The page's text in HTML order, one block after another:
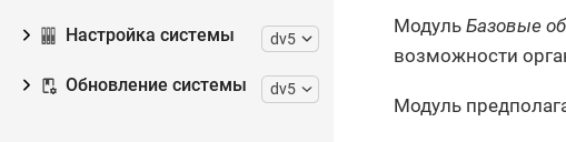
Настройка системы dv5
Обновление системы dv5
Модуль Базовые
возможности
Модуль